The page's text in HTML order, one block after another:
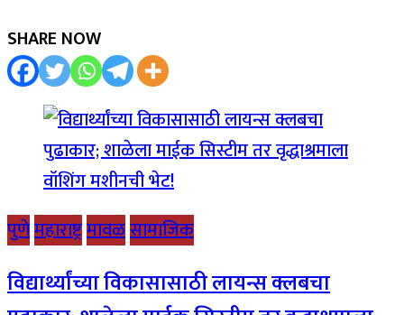
SHARE NOW
पुणेमहाराष्ट्रमावळसामाजिक
विद्यार्थ्यांच्या विकासासाठी लायन्स क्लबचा